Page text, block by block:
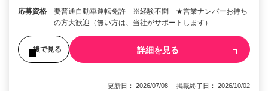
応募資格
要普通自動車運転免許 ※経験不問 ★営業ナンバーお持ち
の方大歓迎（無い方は、当社がサポートします）
後で見る 詳細を見る
更新日： 2026/07/08 掲載終了日： 2026/10/02